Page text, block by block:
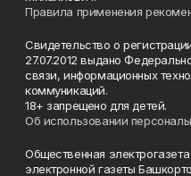
Правила применения
Свидетельство о
27.07.2012 выдано
связи, информационных
коммуникаций.
18+ запрещено для детей.
Об использовании
Общественная
электронной газеты